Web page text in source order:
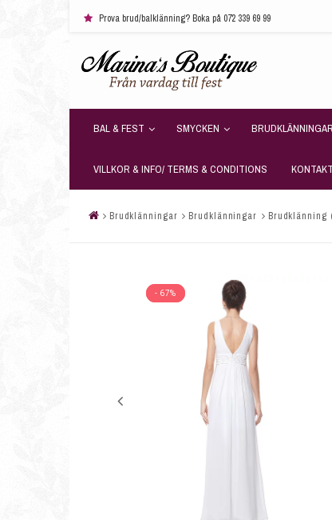
Prova brud/balklänning? Boka på 072 339 69 99
BAL & FEST SMYCKEN BRUDKLÄNNINGAR
VILLKOR & INFO/ TERMS & CONDITIONS KONTAKT
Brudklänningar Brudklänningar Brudklänning
- 67%